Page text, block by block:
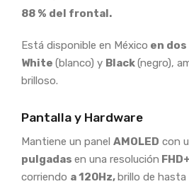
88 % del frontal.
Está disponible en México en
White (blanco) y Black(negro),
brilloso.
Pantalla y Hardware
Mantiene un panel AMOLED con
pulgadas en una resolución FHD+
corriendo a 120Hz,brillo de